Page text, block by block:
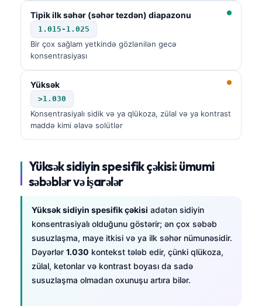
Tipik ilk səhər (səhər tezdən) diapazonu
1.015-1.025
Bir çox sağlam yetkində gözlənilən gecə
konsentrasiyası
Yüksək
>1.030
Konsentrasiyalı sidik və ya qlükoza, zülal və ya kontrast
maddə kimi əlavə solütlər
Yüksək sidiyin spesifik çəkisi: ümumi
səbəblər və işarələr
Yüksək sidiyin spesifik çəkisi adətən sidiyin
konsentrasiyalı olduğunu göstərir; ən çox səbəb
susuzlaşma, maye itkisi və ya ilk səhər nümunəsidir.
Dəyərlər 1.030 kontekst tələb edir, çünki qlükoza,
zülal, ketonlar və kontrast boyası da sadə
susuzlaşma olmadan oxunuşu artıra bilər.